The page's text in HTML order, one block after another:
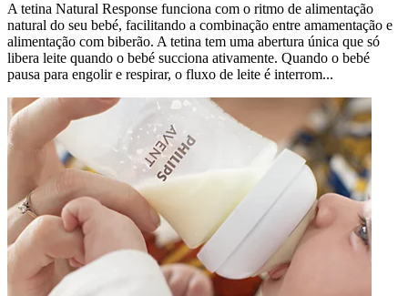
A tetina Natural Response funciona com o ritmo de alimentação
natural do seu bebé, facilitando a combinação entre amamentação e
alimentação com biberão. A tetina tem uma abertura única que só
libera leite quando o bebé succiona ativamente. Quando o bebé
pausa para engolir e respirar, o fluxo de leite é interrom...